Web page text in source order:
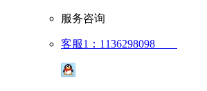
服务咨询
客服1：1136298098